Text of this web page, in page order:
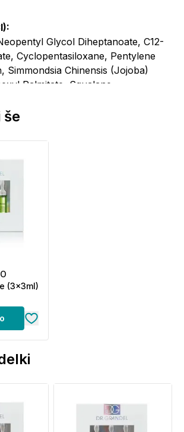
Glycol Diheptanoate, C12-
Cyclopentasiloxane, Pentylene
Simmondsia Chinensis (Jojoba)
Palmitate, Squalane,
Crosspolymer, Disodium EDTA,
Sodium Hydroxide, Xanthan
Caprylyl Glycol, Sodium
Hexyl Cinnamal, Benzyl
(Fragrance), CI 42090 (Blue 1), CI
2)
še
(3x3ml)